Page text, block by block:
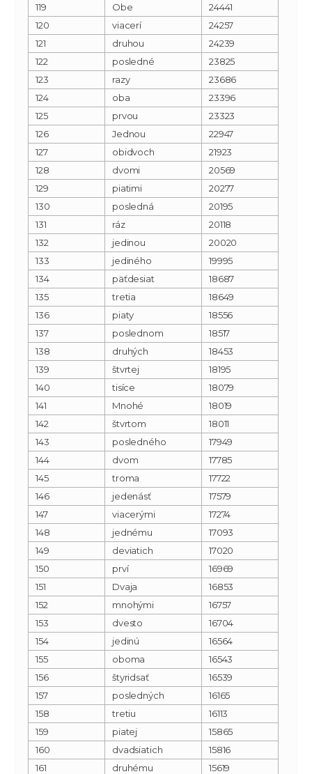
119
Obe
24441
120
viacerí
24257
121
druhou
24239
122
posledné
23825
123
razy
23686
124
oba
23396
125
prvou
23323
126
Jednou
22947
127
obidvoch
21923
128
dvomi
20569
129
piatimi
20277
130
posledná
20195
131
ráz
20118
132
jedinou
20020
133
jediného
19995
134
päťdesiat
18687
135
tretia
18649
136
piaty
18556
137
poslednom
18517
138
druhých
18453
139
štvrtej
18195
140
tisíce
18079
141
Mnohé
18019
142
štvrtom
18011
143
posledného
17949
144
dvom
17785
145
troma
17722
146
jedenásť
17579
147
viacerými
17274
148
jednému
17093
149
deviatich
17020
150
prví
16969
151
Dvaja
16853
152
mnohými
16757
153
dvesto
16704
154
jedinú
16564
155
oboma
16543
156
štyridsať
16539
157
posledných
16165
158
tretiu
16113
159
piatej
15865
160
dvadsiatich
15816
161
druhému
15619